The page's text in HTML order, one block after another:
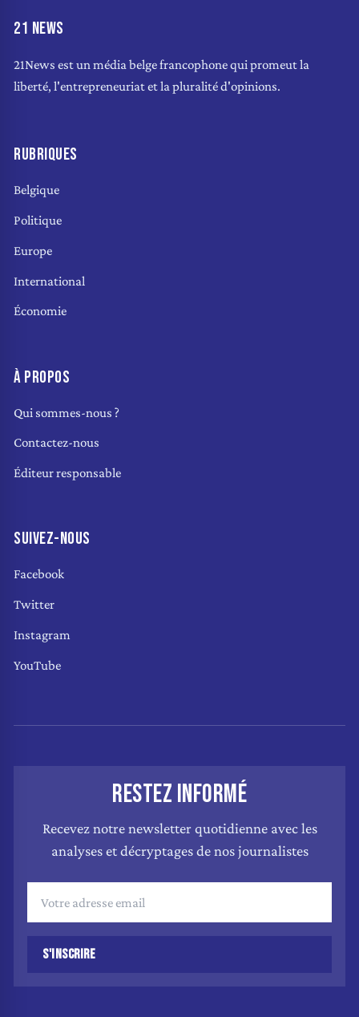
21 NEWS
21News est un média belge francophone qui promeut la
liberté, l'entrepreneuriat et la pluralité d'opinions.
RUBRIQUES
Belgique
Politique
Europe
International
Économie
À PROPOS
Qui sommes-nous ?
Contactez-nous
Éditeur responsable
SUIVEZ-NOUS
Facebook
Twitter
Instagram
YouTube
RESTEZ INFORMÉ
Recevez notre newsletter quotidienne avec les
analyses et décryptages de nos journalistes
S'INSCRIRE